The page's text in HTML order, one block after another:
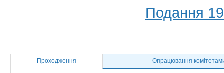
Подання
Проходження Опрацювання